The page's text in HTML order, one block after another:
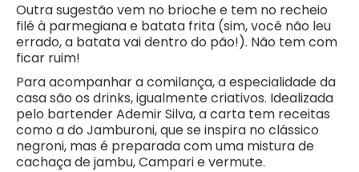
Outra sugestão vem no brioche e tem no recheio
filé à parmegiana e batata frita (sim, você não leu
errado, a batata vai dentro do pão!). Não tem com
ficar ruim!
Para acompanhar a comilança, a especialidade da
casa são os drinks, igualmente criativos. Idealizada
pelo bartender Ademir Silva, a carta tem receitas
como a do Jamburoni, que se inspira no clássico
negroni, mas é preparada com uma mistura de
cachaça de jambu, Campari e vermute.